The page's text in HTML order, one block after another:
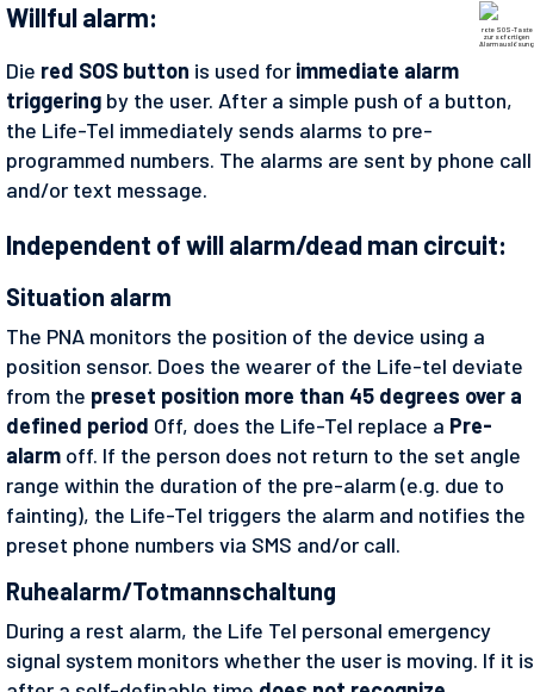
rote SOS-Taste
zur sofortigen
Alarmauslösung
Willful alarm:
Die red SOS button is used for immediate alarm
triggering by the user. After a simple push of a button,
the Life-Tel immediately sends alarms to pre-
programmed numbers. The alarms are sent by phone call
and/or text message.
Independent of will alarm/dead man circuit:
Situation alarm
The PNA monitors the position of the device using a
position sensor. Does the wearer of the Life-tel deviate
from the preset position more than 45 degrees over a
defined period Off, does the Life-Tel replace a Pre-
alarm off. If the person does not return to the set angle
range within the duration of the pre-alarm (e.g. due to
fainting), the Life-Tel triggers the alarm and notifies the
preset phone numbers via SMS and/or call.
Ruhealarm/Totmannschaltung
During a rest alarm, the Life Tel personal emergency
signal system monitors whether the user is moving. If it is